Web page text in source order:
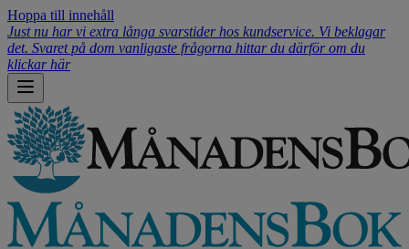
Hoppa till innehåll
Just nu har vi extra långa svarstider hos kundservice. Vi beklagar
det. Svaret på dom vanligaste frågorna hittar du därför om du
klickar här